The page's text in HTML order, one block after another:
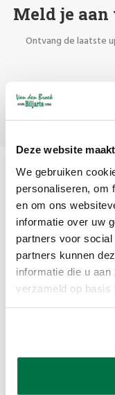
Deze website
We gebruiken
personaliseren, om
en om ons
informatie over uw
partners voor
partners kunnen
informatie die u
verzameld op basis
Meld je
Ontvang de laatste
Van den Broek Biljarts
Van den Broek Biljarts
Nederland
app ons op 036-